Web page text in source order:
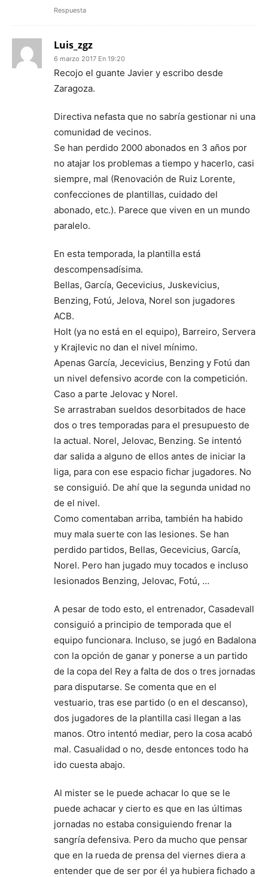
Respuesta
Luis_zgz
6 marzo 2017 En 19:20
Recojo el guante Javier y escribo desde
Zaragoza.
Directiva nefasta que no sabría gestionar ni una
comunidad de vecinos.
Se han perdido 2000 abonados en 3 años por
no atajar los problemas a tiempo y hacerlo, casi
siempre, mal (Renovación de Ruiz Lorente,
confecciones de plantillas, cuidado del
abonado, etc.). Parece que viven en un mundo
paralelo.
En esta temporada, la plantilla está
descompensadísima.
Bellas, García, Gecevicius, Juskevicius,
Benzing, Fotú, Jelova, Norel son jugadores
ACB.
Holt (ya no está en el equipo), Barreiro, Servera
y Krajlevic no dan el nivel mínimo.
Apenas García, Jecevicius, Benzing y Fotú dan
un nivel defensivo acorde con la competición.
Caso a parte Jelovac y Norel.
Se arrastraban sueldos desorbitados de hace
dos o tres temporadas para el presupuesto de
la actual. Norel, Jelovac, Benzing. Se intentó
dar salida a alguno de ellos antes de iniciar la
liga, para con ese espacio fichar jugadores. No
se consiguió. De ahí que la segunda unidad no
de el nivel.
Como comentaban arriba, también ha habido
muy mala suerte con las lesiones. Se han
perdido partidos, Bellas, Gecevicius, García,
Norel. Pero han jugado muy tocados e incluso
lesionados Benzing, Jelovac, Fotú, …
A pesar de todo esto, el entrenador, Casadevall
consiguió a principio de temporada que el
equipo funcionara. Incluso, se jugó en Badalona
con la opción de ganar y ponerse a un partido
de la copa del Rey a falta de dos o tres jornadas
para disputarse. Se comenta que en el
vestuario, tras ese partido (o en el descanso),
dos jugadores de la plantilla casi llegan a las
manos. Otro intentó mediar, pero la cosa acabó
mal. Casualidad o no, desde entonces todo ha
ido cuesta abajo.
Al mister se le puede achacar lo que se le
puede achacar y cierto es que en las últimas
jornadas no estaba consiguiendo frenar la
sangría defensiva. Pero da mucho que pensar
que en la rueda de prensa del viernes diera a
entender que de ser por él ya hubiera fichado a